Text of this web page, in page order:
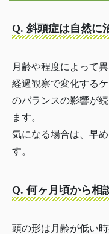
Q. 斜頭症は自然に
月齢や程度によって異
経過観察で変化する
のバランスの影響が
ます。
気になる場合は、早
す。
Q. 何ヶ月頃から相
頭の形は月齢が低い